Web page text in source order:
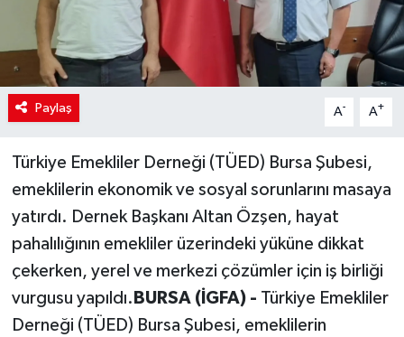
Paylaş A- A+
Türkiye Emekliler Derneği (TÜED) Bursa Şubesi,
emeklilerin ekonomik ve sosyal sorunlarını masaya
yatırdı. Dernek Başkanı Altan Özşen, hayat
pahalılığının emekliler üzerindeki yüküne dikkat
çekerken, yerel ve merkezi çözümler için iş birliği
vurgusu yapıldı. BURSA (İGFA) - Türkiye Emekliler
Derneği (TÜED) Bursa Şubesi, emeklilerin